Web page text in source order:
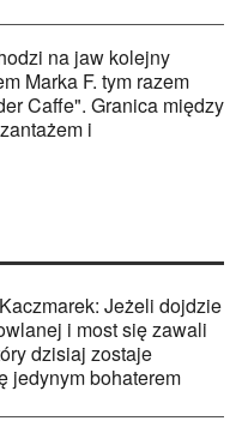
na jaw kolejny
Marka F. tym razem
Caffe". Granica między
i
Jeżeli dojdzie
i most się zawali
dzisiaj zostaje
jedynym bohaterem